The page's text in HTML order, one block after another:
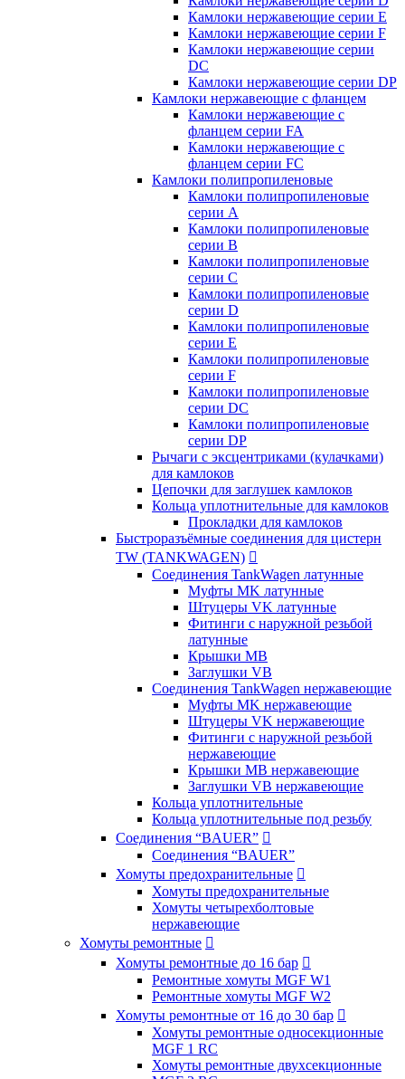
Камлоки нержавеющие серии E
Камлоки нержавеющие серии F
Камлоки нержавеющие серии
DC
Камлоки нержавеющие серии DP
Камлоки нержавеющие с фланцем
Камлоки нержавеющие с
фланцем серии FA
Камлоки нержавеющие с
фланцем серии FC
Камлоки полипропиленовые
Камлоки полипропиленовые
серии А
Камлоки полипропиленовые
серии B
Камлоки полипропиленовые
серии C
Камлоки полипропиленовые
серии D
Камлоки полипропиленовые
серии Е
Камлоки полипропиленовые
серии F
Камлоки полипропиленовые
серии DC
Камлоки полипропиленовые
серии DP
Рычаги с эксцентриками (кулачками)
для камлоков
Цепочки для заглушек камлоков
Кольца уплотнительные для камлоков
Прокладки для камлоков
Быстроразъёмные соединения для цистерн
TW (TANKWAGEN) 
Соединения TankWagen латунные
Муфты MK латунные
Штуцеры VK латунные
Фитинги с наружной резьбой
латунные
Крышки MB
Заглушки VB
Соединения TankWagen нержавеющие
Муфты MK нержавеющие
Штуцеры VK нержавеющие
Фитинги с наружной резьбой
нержавеющие
Крышки MB нержавеющие
Заглушки VB нержавеющие
Кольца уплотнительные
Кольца уплотнительные под резьбу
Соединения “BAUER” 
Соединения “BAUER”
Хомуты предохранительные 
Хомуты предохранительные
Хомуты четырехболтовые
нержавеющие
Хомуты ремонтные 
Хомуты ремонтные до 16 бар 
Ремонтные хомуты MGF W1
Ремонтные хомуты MGF W2
Хомуты ремонтные от 16 до 30 бар 
Хомуты ремонтные односекционные
MGF 1 RC
Хомуты ремонтные двухсекционные